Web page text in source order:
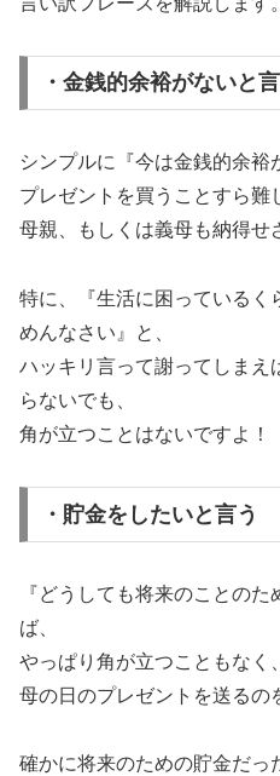
・金銭的余裕がないと
シンプルに『今は金銭的余裕
プレゼントを買うことすら難
母親、もしくは義母も納得せ
特に、『生活に困っているく
めんなさい』と、
ハッキリ言って謝ってしまえ
らないでも、
角が立つことはないですよ！
・貯金をしたいと言う
『どうしても将来のことの
ば、
やっぱり角が立つこともなく、
母の日のプレゼントを送るの
確かに将来のための貯金だっ